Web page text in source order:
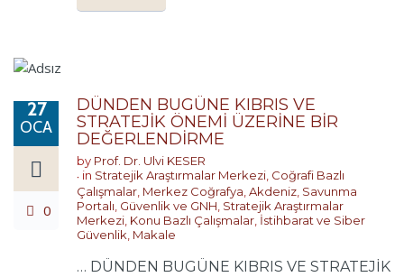
27
OCA
0
DÜNDEN BUGÜNE KIBRIS VE
STRATEJİK ÖNEMİ ÜZERİNE BİR
DEĞERLENDİRME
by Prof. Dr. Ulvi KESER
in Stratejik Araştırmalar Merkezi, Coğrafi Bazlı
Çalışmalar, Merkez Coğrafya,Akdeniz, Savunma
Portalı, Güvenlik ve GNH, Stratejik Araştırmalar
Merkezi, Konu Bazlı Çalışmalar, İstihbarat ve Siber
Güvenlik, Makale
… DÜNDEN BUGÜNE KIBRIS VE STRATEJİK